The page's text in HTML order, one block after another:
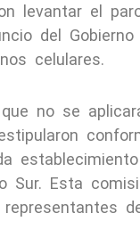
levantar el
del
celulares.
no se
Esta
representantes